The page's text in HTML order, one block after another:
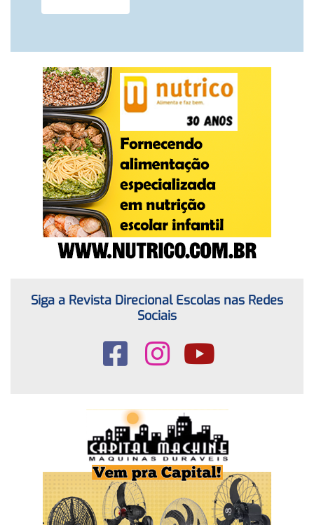
Siga a Revista Direcional Escolas nas Redes
Sociais